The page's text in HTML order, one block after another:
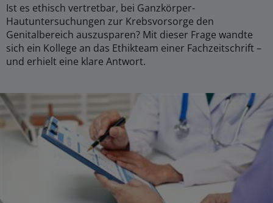
Ist es ethisch vertretbar, bei Ganzkörper-
Hautuntersuchungen zur Krebsvorsorge den
Genitalbereich auszusparen? Mit dieser Frage wandte
sich ein Kollege an das Ethikteam einer Fachzeitschrift –
und erhielt eine klare Antwort.